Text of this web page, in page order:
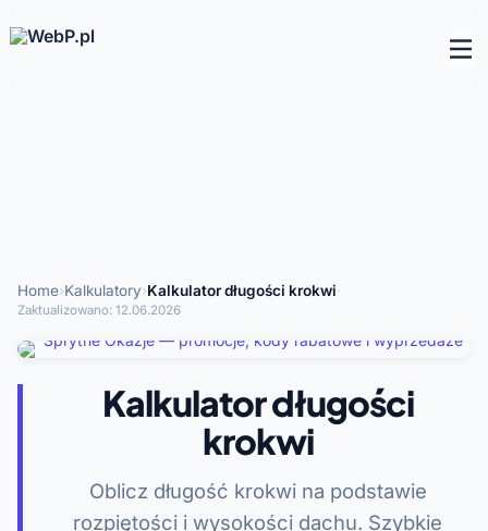
Home›Kalkulatory›Kalkulator długości krokwi·
Zaktualizowano: 12.06.2026
Kalkulator długości
krokwi
Oblicz długość krokwi na podstawie
rozpiętości i wysokości dachu. Szybkie